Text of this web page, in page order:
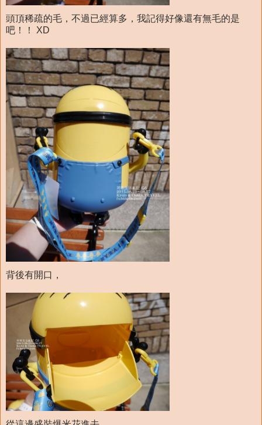
頭頂稀疏的毛，不過已經算多，我記得好像還有無毛的是
吧！！ XD
背後有開口，